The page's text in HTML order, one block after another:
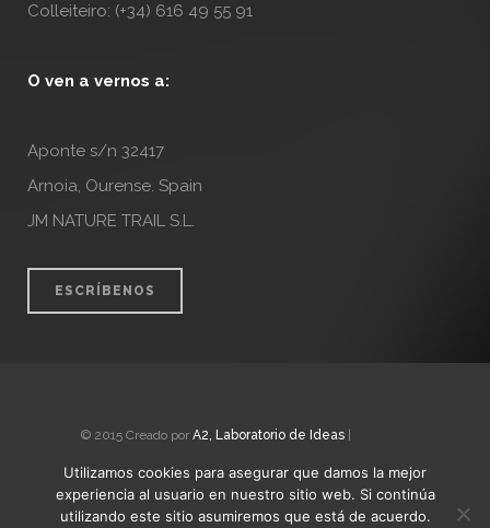
Colleiteiro: (+34) 616 49 55 91
O ven a vernos a:
Aponte s/n 32417
Arnoia, Ourense. Spain
JM NATURE TRAIL S.L.
ESCRÍBENOS
© 2015 Creado por A2, Laboratorio de Ideas
Utilizamos cookies para asegurar que damos la mejor
experiencia al usuario en nuestro sitio web. Si continúa
utilizando este sitio asumiremos que está de acuerdo.